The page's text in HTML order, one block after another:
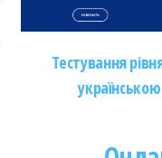
Тестування